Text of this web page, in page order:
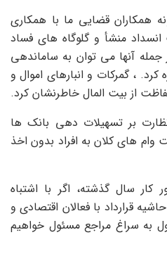
همکاران قضایی ما با همکاری
منشأ و گلوگاه های فساد
آنها می توان به ساماندهی
کرد. ، گمرکات و انبارهای اموال و
از بیت المال خاطرنشان کرد.
بر تسهیلات دهی بانک ها
های کلان به افراد بدون اخذ
کار سال گذشته، اگر با اشتباه
قرارداد با فعالان اقتصادی و
به سراغ مراجع مسئول خواهیم